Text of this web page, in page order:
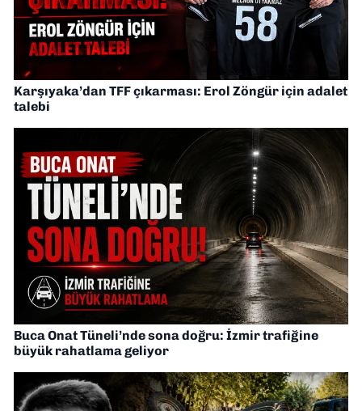
Karşıyaka’dan TFF çıkarması: Erol Zöngür için adalet
talebi
Buca Onat Tüneli’nde sona doğru: İzmir trafiğine
büyük rahatlama geliyor